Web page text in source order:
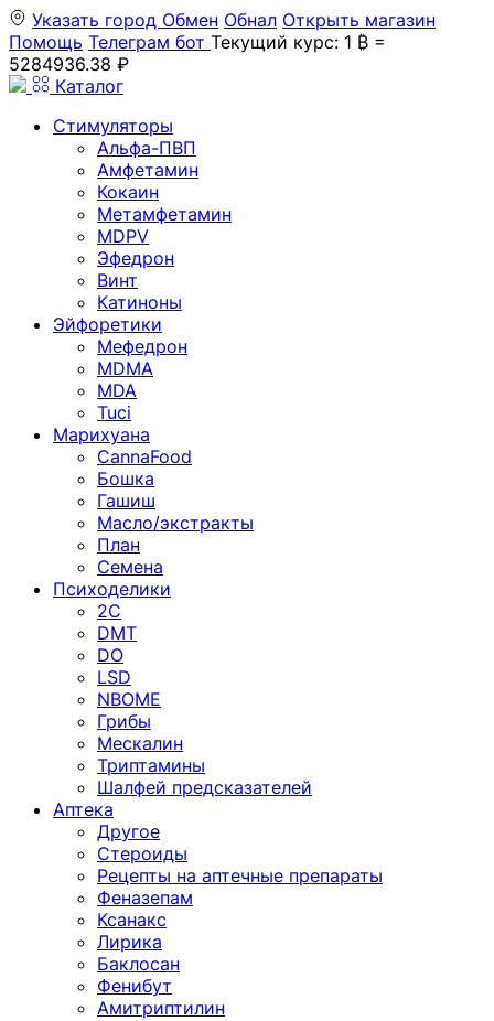
Указать город Обмен Обнал Открыть магазин
Помощь Телеграм бот Текущий курс: 1 ₿ =
5284936.38 ₽
Каталог
Стимуляторы
Альфа-ПВП
Амфетамин
Кокаин
Метамфетамин
MDPV
Эфедрон
Винт
Катиноны
Эйфоретики
Мефедрон
MDMA
MDA
Tuci
Марихуана
CannaFood
Бошка
Гашиш
Масло/экстракты
План
Семена
Психоделики
2C
DMT
DO
LSD
NBOME
Грибы
Мескалин
Триптамины
Шалфей предсказателей
Аптека
Другое
Стероиды
Рецепты на аптечные препараты
Феназепам
Ксанакс
Лирика
Баклосан
Фенибут
Амитриптилин